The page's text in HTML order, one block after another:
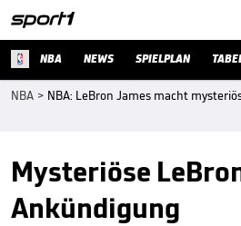
NBA NEWS SPIELPLAN
NBA > NBA: LeBron James macht
Mysteriöse
Ankündigung